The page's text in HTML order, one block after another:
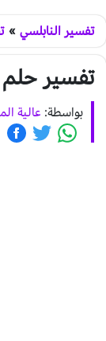
تفسير النابلسي »
تفسير حلم
بواسطة: عالية